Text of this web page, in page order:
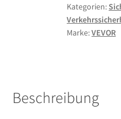
(871
mm)
mit
Kategorien:
Marke:VEVOR
Beschreibung